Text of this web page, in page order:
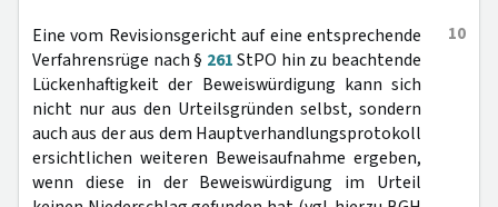
10
Eine vom Revisionsgericht auf eine entsprechende
Verfahrensrüge nach § 261StPO hin zu beachtende
Lückenhaftigkeit der Beweiswürdigung kann sich
nicht nur aus den Urteilsgründen selbst, sondern
auch aus der aus dem Hauptverhandlungsprotokoll
ersichtlichen weiteren Beweisaufnahme ergeben,
wenn diese in der Beweiswürdigung im Urteil